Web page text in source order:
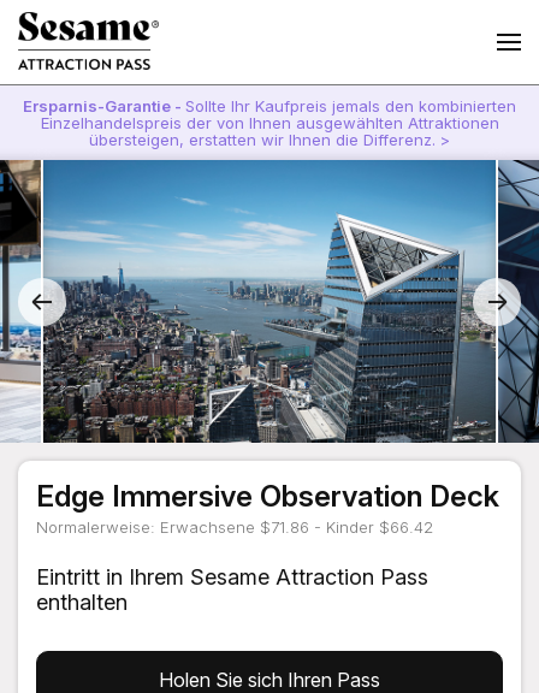
Ersparnis-Garantie - Sollte Ihr Kaufpreis jemals den kombinierten
Einzelhandelspreis der von Ihnen ausgewählten Attraktionen
übersteigen, erstatten wir Ihnen die Differenz. >
Edge Immersive Observation Deck
Normalerweise: Erwachsene $71.86 - Kinder $66.42
Eintritt in Ihrem Sesame Attraction Pass
enthalten
Holen Sie sich Ihren Pass